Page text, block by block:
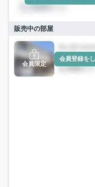
販売中の部屋
会員限定
会員登録を